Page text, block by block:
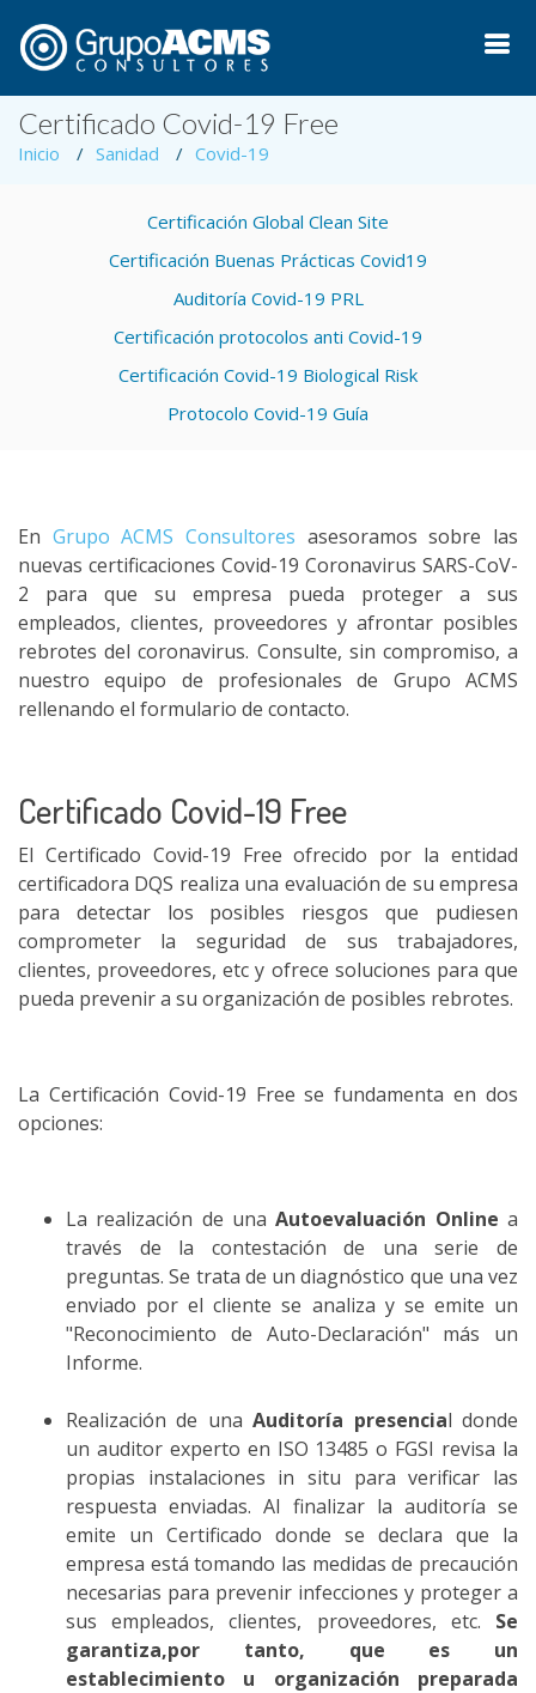
Certificado Covid-19 Free
Inicio Sanidad Covid-19
Certificación Global Clean Site
Certificación Buenas Prácticas Covid19
Auditoría Covid-19 PRL
Certificación protocolos anti Covid-19
Certificación Covid-19 Biological Risk
Protocolo Covid-19 Guía
En Grupo ACMS Consultores asesoramos sobre las
nuevas certificaciones Covid-19 Coronavirus SARS-CoV-
2 para que su empresa pueda proteger a sus
empleados, clientes, proveedores y afrontar posibles
rebrotes del coronavirus. Consulte, sin compromiso, a
nuestro equipo de profesionales de Grupo ACMS
rellenando el formulario de contacto.
Certificado Covid-19 Free
El Certificado Covid-19 Free ofrecido por la entidad
certificadora DQS realiza una evaluación de su empresa
para detectar los posibles riesgos que pudiesen
comprometer la seguridad de sus trabajadores,
clientes, proveedores, etc y ofrece soluciones para que
pueda prevenir a su organización de posibles rebrotes.
La Certificación Covid-19 Free se fundamenta en dos
opciones:
La realización de una Autoevaluación Online a
través de la contestación de una serie de
preguntas. Se trata de un diagnóstico que una vez
enviado por el cliente se analiza y se emite un
"Reconocimiento de Auto-Declaración" más un
Informe.
Realización de unaAuditoría presencial donde
un auditor experto en ISO 13485 o FGSI revisa la
propias instalaciones in situ para verificar las
respuesta enviadas. Al finalizar la auditoría se
emite un Certificado donde se declara que la
empresa está tomando las medidas de precaución
necesarias para prevenir infecciones y proteger a
sus empleados, clientes, proveedores, etc. Se
garantiza,por tanto, que es un
establecimiento u organización preparada